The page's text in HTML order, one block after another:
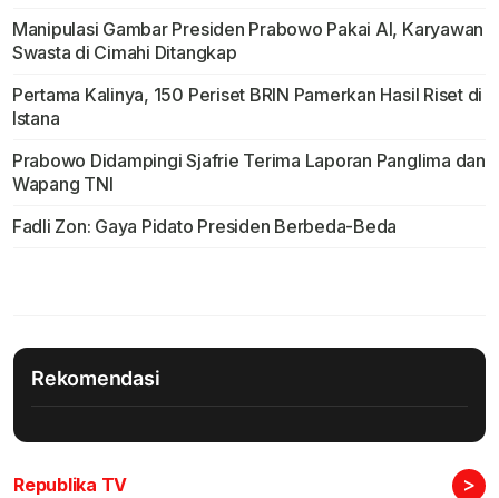
Manipulasi Gambar Presiden Prabowo Pakai AI, Karyawan
Swasta di Cimahi Ditangkap
Pertama Kalinya, 150 Periset BRIN Pamerkan Hasil Riset di
Istana
Prabowo Didampingi Sjafrie Terima Laporan Panglima dan
Wapang TNI
Fadli Zon: Gaya Pidato Presiden Berbeda-Beda
Rekomendasi
Republika TV >